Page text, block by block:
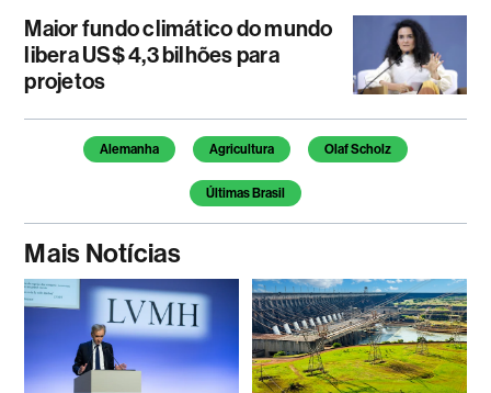
Maior fundo climático do mundo
libera US$ 4,3 bilhões para
projetos
Temas deste artigo
Alemanha Agricultura Olaf Scholz
Últimas Brasil
Mais Notícias